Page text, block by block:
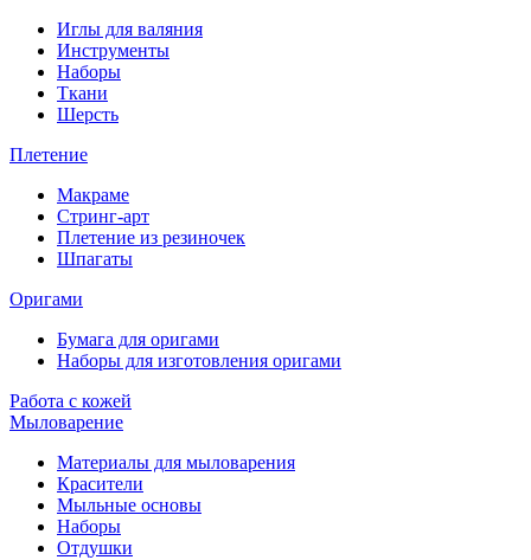
Иглы для валяния
Инструменты
Наборы
Ткани
Шерсть
Плетение
Макраме
Стринг-арт
Плетение из резиночек
Шпагаты
Оригами
Бумага для оригами
Наборы для изготовления оригами
Работа с кожей
Мыловарение
Материалы для мыловарения
Красители
Мыльные основы
Наборы
Отдушки